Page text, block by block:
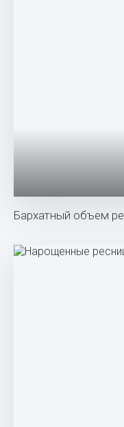
Бархатный объем